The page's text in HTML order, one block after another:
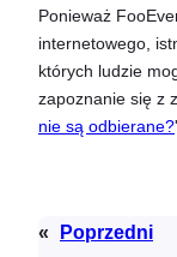
Ponieważ
internetowego,
których ludzie
zapoznanie się z
nie są odbierane?
«
Poprzedni